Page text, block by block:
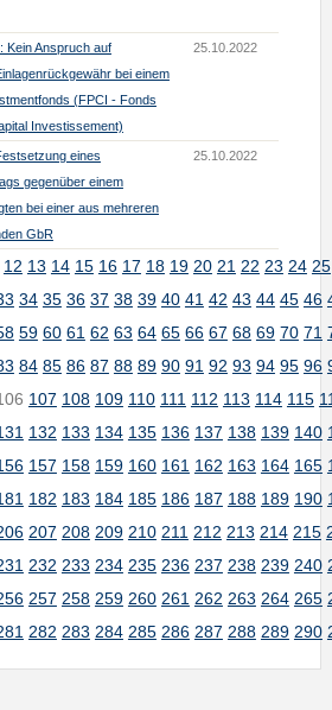
Kein Anspruch auf
bei einem
(FPCI - Fonds
Investissement)
25.10.2022
eines
gegenüber einem
bei einer aus mehreren
GbR
25.10.2022
12 13 14 15 16 17 18 19 20 21 22 23 24 25
34 35 36 37 38 39 40 41 42 43 44 45 46
59 60 61 62 63 64 65 66 67 68 69 70 71
84 85 86 87 88 89 90 91 92 93 94 95 96
107 108 109 110 111 112 113 114 115
132 133 134 135 136 137 138 139 140
157 158 159 160 161 162 163 164 165
182 183 184 185 186 187 188 189 190
207 208 209 210 211 212 213 214 215
232 233 234 235 236 237 238 239 240
257 258 259 260 261 262 263 264 265
282 283 284 285 286 287 288 289 290